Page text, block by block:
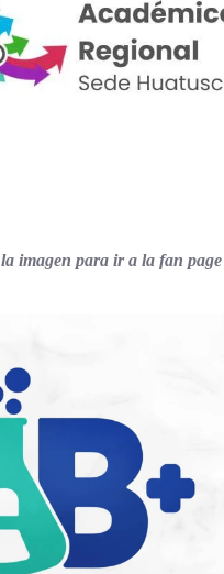
imagen para ir a la fan page